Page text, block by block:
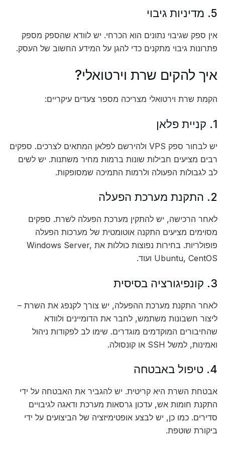
5. מדיניות גיבוי
אין ספק שגיבוי נתונים הוא הכרחי. יש לוודא שהספק מספק
פתרונות גיבוי מתקנים כדי להגן על המידע החשוב של העסק.
איך להקים שרת וירטואלי?
הקמת שרת וירטואלי מצריכה מספר צעדים עיקריים:
1. קניית פלאן
יש לבחור ספק VPS ולהירשם לפלאן המתאים לצרכים. ספקים
רבים מציעים חבילות שונות ברמות מחיר משתנות. יש לשים
לב לגבולות הפעולה ולרמות התמיכה שמסופקות.
2. התקנת מערכת הפעלה
לאחר הרכישה, יש להתקין מערכת הפעלה לשרת. ספקים
מסוימים מציעים התקנה אוטומטית של מערכות הפעלה
פופולריות. בחירות נפוצות כוללות את Windows Server,
Ubuntu, CentOS ועוד.
3. קונפיגורציה בסיסית
לאחר התקנת מערכת ההפעלה, יש צורך לקנפג את השרת –
ליצור חשבונות משתמש, לחבר את הדומיינים ולוודא
שהחיבורים המוקדמים מוגדרים. שימו לב לפקודות ניהול
ואמינות, למשל SSH או קונסולה.
4. טיפול באבטחה
אבטחת השרת היא קריטית. יש להגביר את האבטחה על ידי
התקנת חומות אש, עדכון גרסאות מערכת ודאגה לגיבויים
סדירים. כמו כן, יש לבצע אופטימיזציה של הביצועים על ידי
ביקורת שוטפת.